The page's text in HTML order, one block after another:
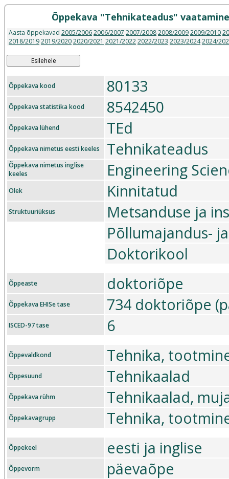
Õppekava "Tehnikateadus" vaatamine
Aasta õppekavad 2005/20062006/2007 2007/20082008/20092009/2010
2018/20192019/20202020/2021 2021/20222022/2023 2023/20242024/
Esilehele
Õppekava kood 80133
Õppekava statistika kood 8542450
Õppekava lühend TEd
Õppekava nimetus eesti keeles Tehnikateadus
Õppekava nimetus inglise
keeles
Engineering
Olek Kinnitatud
Struktuuriüksus
Metsanduse ja
Põllumajandus-
Doktorikool
Õppeaste doktoriõpe
Õppekava EHISe tase 734 doktoriõpe
ISCED-97 tase 6
Õppevaldkond Tehnika,
Õppesuund Tehnikaalad
Õppekava rühm Tehnikaalad,
Õppekavagrupp Tehnika,
Õppekeel eesti ja inglise
Õppevorm päevaõpe